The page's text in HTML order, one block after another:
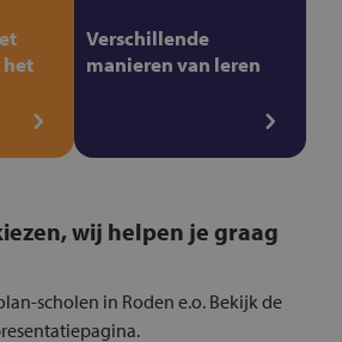
het
Verschillende
manieren van leren
wij helpen je graag
scholen in Roden e.o. Bekijk de